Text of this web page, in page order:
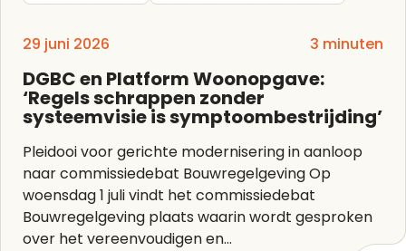
29 juni 2026 3 minuten
DGBC en Platform Woonopgave:
‘Regels schrappen zonder
systeemvisie is symptoombestrijding’
Pleidooi voor gerichte modernisering in aanloop
naar commissiedebat Bouwregelgeving Op
woensdag 1 juli vindt het commissiedebat
Bouwregelgeving plaats waarin wordt gesproken
over het vereenvoudigen en...